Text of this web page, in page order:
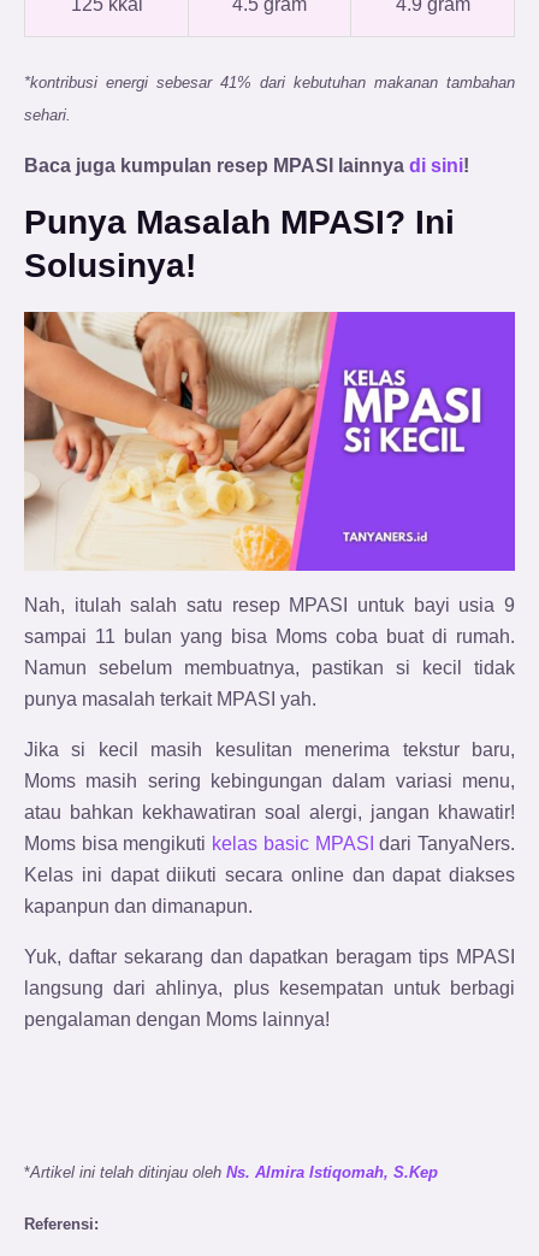
125 kkal 4.5 gram 4.9 gram
*kontribusi energi sebesar 41% dari kebutuhan makanan tambahan
sehari.
Baca juga kumpulan resep MPASI lainnya di sini!
Punya Masalah MPASI? Ini
Solusinya!
Nah, itulah salah satu resep MPASI untuk bayi usia 9
sampai 11 bulan yang bisa Moms coba buat di rumah.
Namun sebelum membuatnya, pastikan si kecil tidak
punya masalah terkait MPASI yah.
Jika si kecil masih kesulitan menerima tekstur baru,
Moms masih sering kebingungan dalam variasi menu,
atau bahkan kekhawatiran soal alergi, jangan khawatir!
Moms bisa mengikuti kelas basic MPASI dari TanyaNers.
Kelas ini dapat diikuti secara online dan dapat diakses
kapanpun dan dimanapun.
Yuk, daftar sekarang dan dapatkan beragam tips MPASI
langsung dari ahlinya, plus kesempatan untuk berbagi
pengalaman dengan Moms lainnya!
*Artikel ini telah ditinjau oleh Ns. Almira Istiqomah, S.Kep
Referensi: